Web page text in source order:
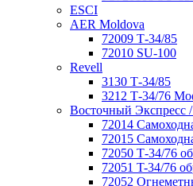
ESCI
AER Moldova
72009 Т-34/85
72010 SU-100
Revell
3130 Т-34/85
3212 Т-34/76
Восточный Экспресс
72014
72015
72050 Т-34/76
72051 T-34/76
72052